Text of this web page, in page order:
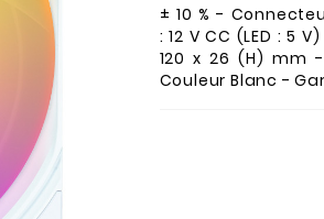
± 10 % -
: 12 V CC (LED : 5
120 x 26 (H) mm
Couleur Blanc -